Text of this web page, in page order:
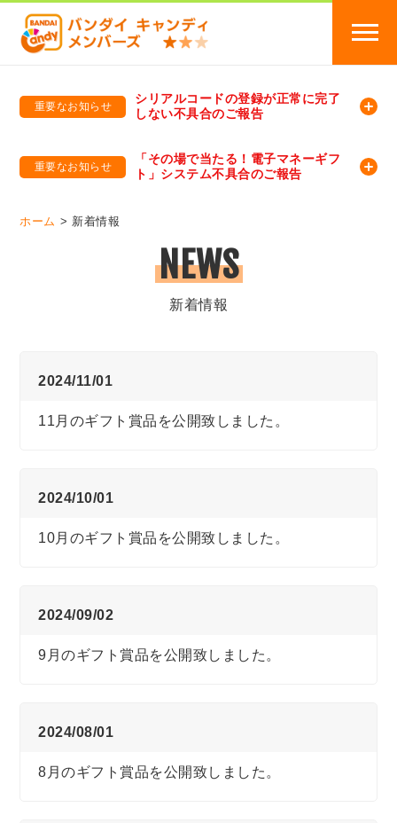
重要なお知らせ
シリアルコードの登録が正常に完了
しない不具合のご報告
重要なお知らせ
「その場で当たる！電子マネーギフ
ト」システム不具合のご報告
ホーム 新着情報
NEWS
新着情報
2024/11/01
11月のギフト賞品を公開致しました。
2024/10/01
10月のギフト賞品を公開致しました。
2024/09/02
9月のギフト賞品を公開致しました。
2024/08/01
8月のギフト賞品を公開致しました。